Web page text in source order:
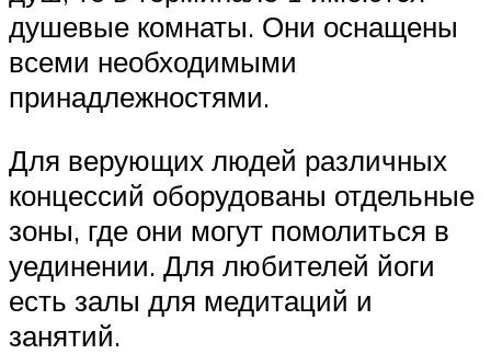
душевые комнаты. Они оснащены
всеми необходимыми
принадлежностями.
Для верующих людей различных
концессий оборудованы отдельные
зоны, где они могут помолиться в
уединении. Для любителей йоги
есть залы для медитаций и
занятий.